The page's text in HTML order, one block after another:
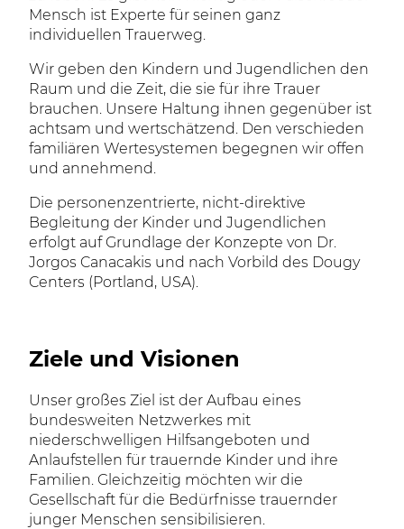
Mensch ist Experte für seinen ganz
individuellen Trauerweg.
Wir geben den Kindern und Jugendlichen den
Raum und die Zeit, die sie für ihre Trauer
brauchen. Unsere Haltung ihnen gegenüber ist
achtsam und wertschätzend. Den verschieden
familiären Wertesystemen begegnen wir offen
und annehmend.
Die personenzentrierte, nicht-direktive
Begleitung der Kinder und Jugendlichen
erfolgt auf Grundlage der Konzepte von Dr.
Jorgos Canacakis und nach Vorbild des Dougy
Centers (Portland, USA).
Ziele und Visionen
Unser großes Ziel ist der Aufbau eines
bundesweiten Netzwerkes mit
niederschwelligen Hilfsangeboten und
Anlaufstellen für trauernde Kinder und ihre
Familien. Gleichzeitig möchten wir die
Gesellschaft für die Bedürfnisse trauernder
junger Menschen sensibilisieren.